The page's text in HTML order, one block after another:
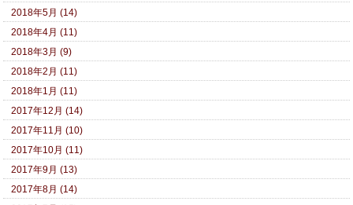
2018年5月 (14)
2018年4月 (11)
2018年3月 (9)
2018年2月 (11)
2018年1月 (11)
2017年12月 (14)
2017年11月 (10)
2017年10月 (11)
2017年9月 (13)
2017年8月 (14)